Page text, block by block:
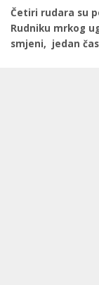
Četiri rudara su
Rudniku mrkog
smjeni, jedan